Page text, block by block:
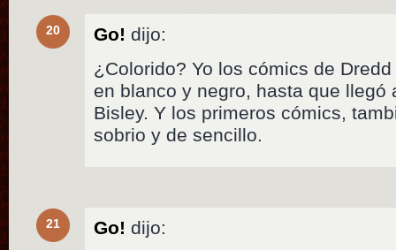
20 Go! dijo:
¿Colorido? Yo los cómics de
en blanco y negro, hasta que llegó
Bisley. Y los primeros cómics,
sobrio y de sencillo.
21 Go! dijo: